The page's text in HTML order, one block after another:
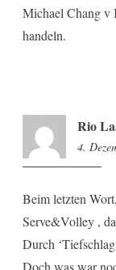
Michael Chang v
handeln.
Rio
4.
Beim letzten
Serve&Volley ,
Durch
Doch was war